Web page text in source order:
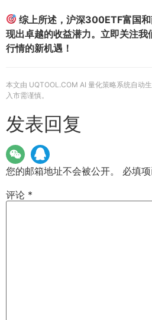
综上所述，沪深300ETF富国
现出卓越的收益潜力。立即关注
行情的新机遇！
本文由 UQTOOL.COM AI 量化策略系统自动
入市需谨慎。
发表回复
您的邮箱地址不会被公开。 必填
评论 *